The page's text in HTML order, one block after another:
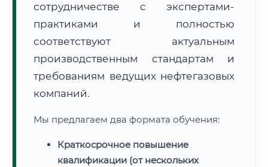
Нажмите на документ для увеличения и просмотра
сотрудничестве с экспертами-
практиками и полностью
соответствуют актуальным
производственным стандартам и
требованиям ведущих нефтегазовых
компаний.
Мы предлагаем два формата обучения:
Краткосрочное повышение
квалификации (от нескольких